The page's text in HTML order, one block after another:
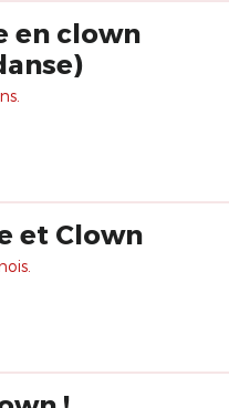
en clown
et Clown